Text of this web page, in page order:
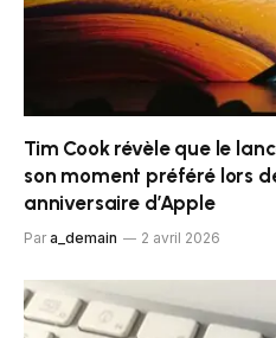
Tim Cook révèle que le
son moment préféré lors
anniversaire d’Apple
Par a_demain 2 avril 2026